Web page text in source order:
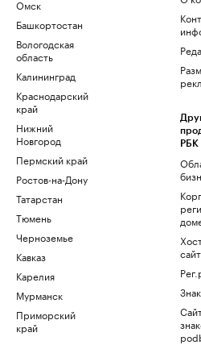
Омск
Башкортостан
Вологодская
область
Калининград
Краснодарский
край
Нижний
Новгород
Пермский край
Ростов-на-Дону
Татарстан
Тюмень
Черноземье
Кавказ
Карелия
Мурманск
Приморский
край
РБК